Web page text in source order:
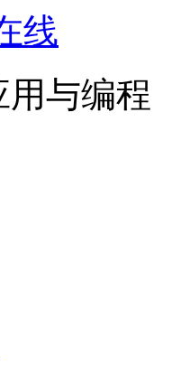
线
与编程